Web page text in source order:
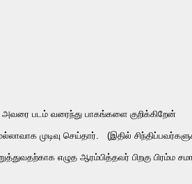
அவரை படம் வரைந்து பாகங்களை குறிக்கிறேன்
முடிவு செய்தார். (இதில்
எழுத ஆரம்பித்தவர் பிறகு பிரம்ம